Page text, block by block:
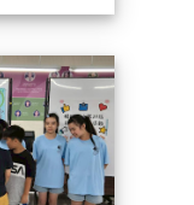
發表會 114自治